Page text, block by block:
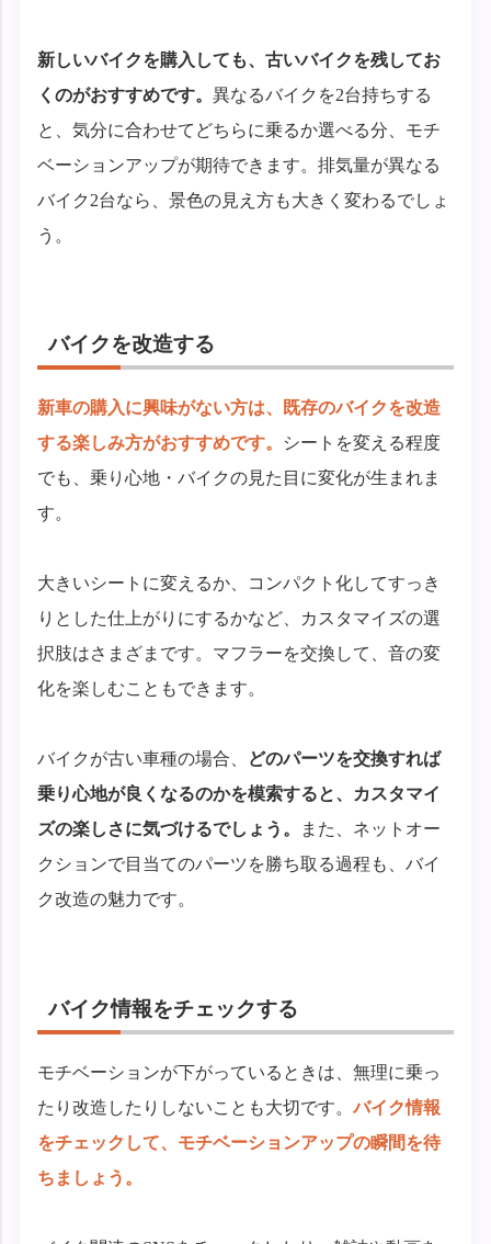
新しいバイクを購入しても、古いバイクを残してお
くのがおすすめです。異なるバイクを2台持ちする
と、気分に合わせてどちらに乗るか選べる分、モチ
ベーションアップが期待できます。排気量が異なる
バイク2台なら、景色の見え方も大きく変わるでしょ
う。
バイクを改造する
新車の購入に興味がない方は、既存のバイクを改造
する楽しみ方がおすすめです。 シートを変える程度
でも、乗り心地・バイクの見た目に変化が生まれま
す。
大きいシートに変えるか、コンパクト化してすっき
りとした仕上がりにするかなど、カスタマイズの選
択肢はさまざまです。マフラーを交換して、音の変
化を楽しむこともできます。
バイクが古い車種の場合、 どのパーツを交換すれば
乗り心地が良くなるのかを模索すると、カスタマイ
ズの楽しさに気づけるでしょう。
また、ネットオー
クションで目当てのパーツを勝ち取る過程も、バイ
ク改造の魅力です。
バイク情報をチェックする
モチベーションが下がっているときは、無理に乗っ
たり改造したりしないことも大切です。バイク情報
をチェックして、モチベーションアップの瞬間を待
ちましょう。